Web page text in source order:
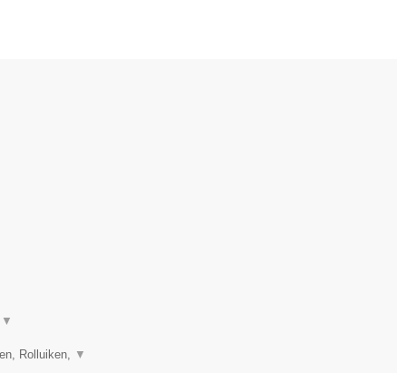
▼
Rolluiken, ▼